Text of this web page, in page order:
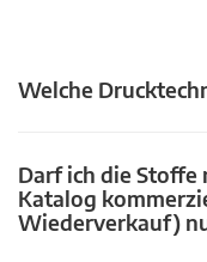
Welche
Darf ich die
Katalog
Wiederverkauf)